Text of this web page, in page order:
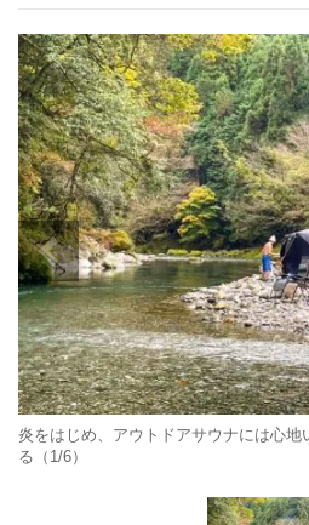
炎をはじめ、アウトドアサウナには心地
る（1/6）